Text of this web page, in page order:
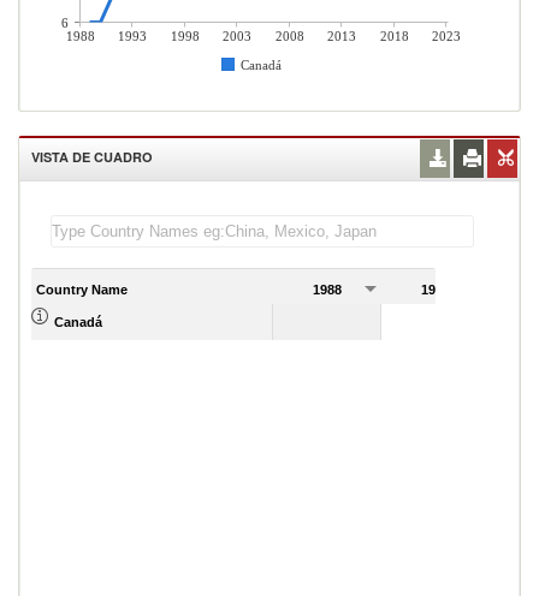
1988 1993 1998 2003 2008 2013 2018
2023
Canadá
6
VISTA DE CUADRO
Country Name 1988 1989
Canadá